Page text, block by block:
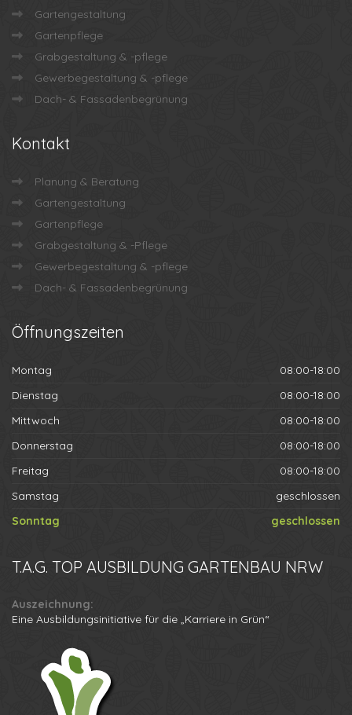
Gartengestaltung
Gartenpflege
Grabgestaltung & -pflege
Gewerbegestaltung & -pflege
Dach- & Fassadenbegrünung
Kontakt
Planung & Beratung
Gartengestaltung
Gartenpflege
Grabgestaltung & -Pflege
Gewerbegestaltung & -pflege
Dach- & Fassadenbegrünung
Öffnungszeiten
Montag
08:00-18:00
Dienstag
08:00-18:00
Mittwoch
08:00-18:00
Donnerstag
08:00-18:00
Freitag
08:00-18:00
Samstag
geschlossen
Sonntag
geschlossen
T.A.G. TOP AUSBILDUNG GARTENBAU NRW
Auszeichnung:
Eine Ausbildungsinitiative für die „Karriere in Grün“